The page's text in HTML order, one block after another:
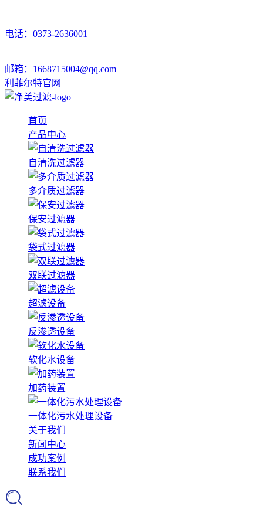
电话：0373-2636001
邮箱：1668715004@qq.com
利菲尔特官网
首页
产品中心
自清洗过滤器
多介质过滤器
保安过滤器
袋式过滤器
双联过滤器
超滤设备
反渗透设备
软化水设备
加药装置
一体化污水处理设备
关于我们
新闻中心
成功案例
联系我们